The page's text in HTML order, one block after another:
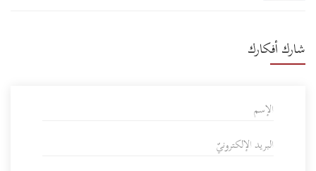
شارك أفكارك